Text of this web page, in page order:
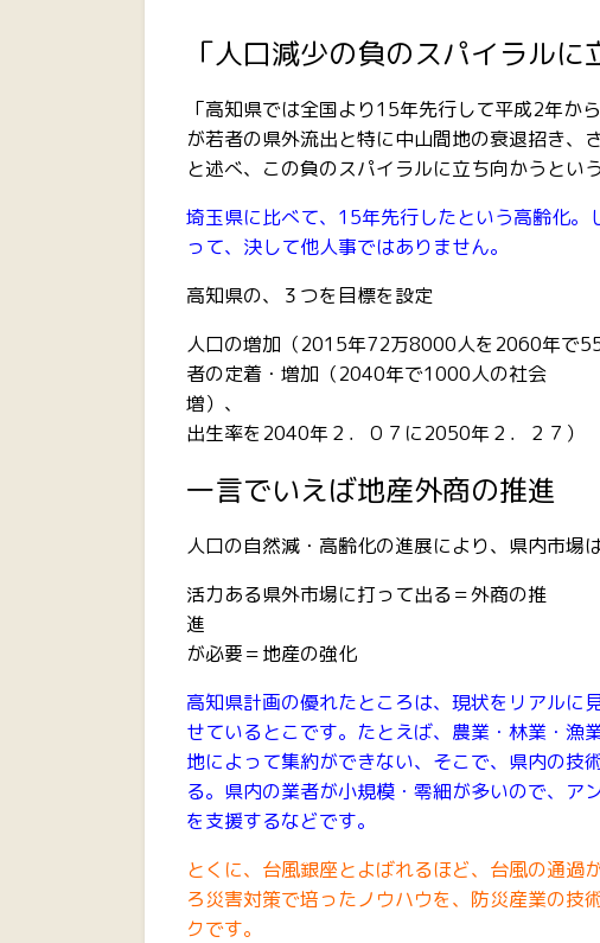
「人口減少の負のスパイラル
「高知県では全国より15年先行して平成2年か
が若者の県外流出と特に中山間地の衰退招き、
と述べ、この負のスパイラルに立ち向かうとい
埼玉県に比べて、15年先行したという高齢化
って、決して他人事ではありません。
高知県の、３つを目標を設定
人口の増加（2015年72万8000人
者の定着・増加（2040年で1000人の社会
増）、 出生率の向
出生率を2040年２．０７に2050年２．２７）
一言でいえば地産外商の推進
人口の自然減・高齢化の進展により、県内市場
活力ある県外市場に打って出る＝外商の推
進 外商できる
が必要＝地産の強化
高知県計画の優れたところは、現状をリアルに
せているとこです。たとえば、農業・林業・漁
地によって集約ができない、そこで、県内の技
る。県内の業者が小規模・零細が多いので、ア
を支援するなどです。
とくに、台風銀座とよばれるほど、台風の通過
ろ災害対策で培ったノウハウを、防災産業の技
クです。